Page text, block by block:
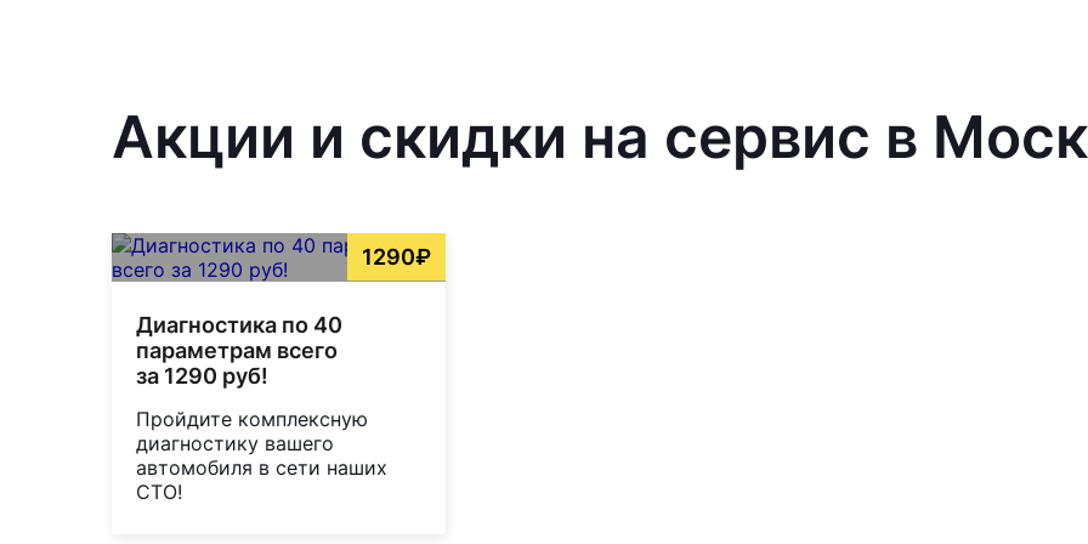
Акции и скидки на сервис в
1290₽
Диагностика по 40
параметрам всего
за 1290 руб!
Пройдите комплексную
диагностику вашего
автомобиля в сети наших
СТО!